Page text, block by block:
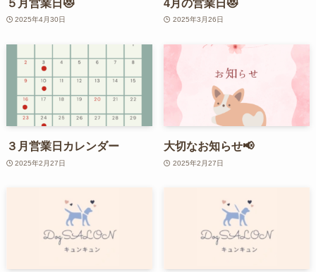
５月営業日😻
2025年4月30日
4月の営業日😻
2025年3月26日
３月営業日カレンダー
2025年2月27日
大切なお知らせ📢
2025年2月27日